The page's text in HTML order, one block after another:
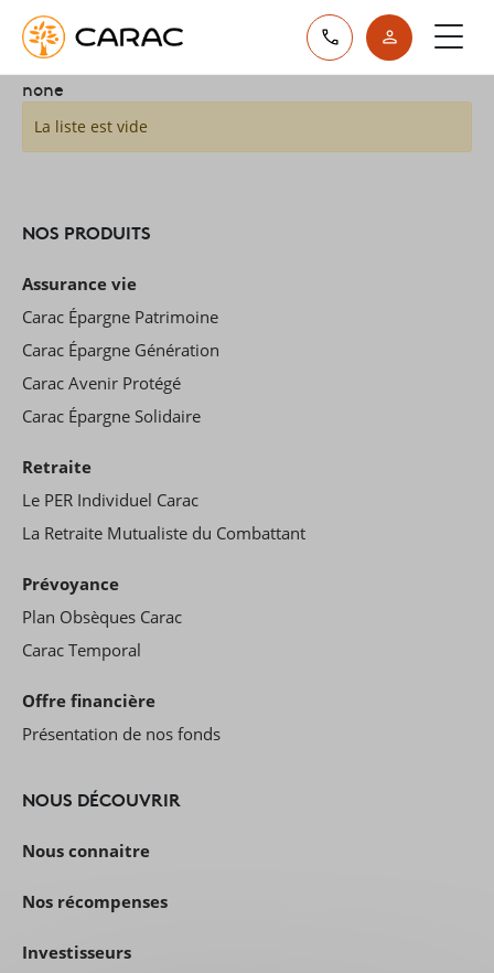
none
La liste est vide
NOS PRODUITS
Assurance vie
Carac Épargne Patrimoine
Carac Épargne Génération
Carac Avenir Protégé
Carac Épargne Solidaire
Retraite
Le PER Individuel Carac
La Retraite Mutualiste du Combattant
Prévoyance
Plan Obsèques Carac
Carac Temporal
Offre financière
Présentation de nos fonds
NOUS DÉCOUVRIR
Nous connaitre
Nos récompenses
Investisseurs
Paramétrer vos préférences sur les cookies